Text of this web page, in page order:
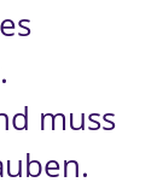
muss